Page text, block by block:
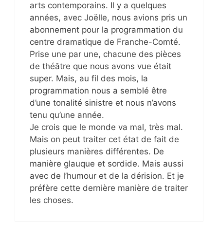
arts contemporains. Il y a quelques
années, avec Joëlle, nous avions pris un
abonnement pour la programmation du
centre dramatique de Franche-Comté.
Prise une par une, chacune des pièces
de théâtre que nous avons vue était
super. Mais, au fil des mois, la
programmation nous a semblé être
d’une tonalité sinistre et nous n’avons
tenu qu’une année.
Je crois que le monde va mal, très mal.
Mais on peut traiter cet état de fait de
plusieurs manières différentes. De
manière glauque et sordide. Mais aussi
avec de l’humour et de la dérision. Et je
préfère cette dernière manière de traiter
les choses.